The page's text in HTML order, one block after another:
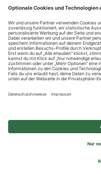
© 2026 REWE